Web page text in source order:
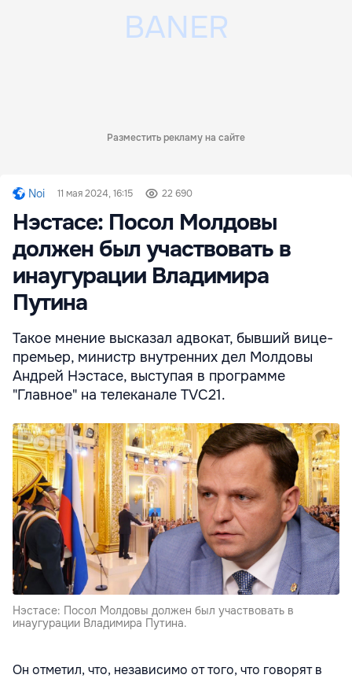
Разместить рекламу на сайте
Noi 11 мая 2024, 16:15 22 690
Нэстасе: Посол Молдовы
должен был участвовать в
инаугурации Владимира
Путина
Такое мнение высказал адвокат, бывший вице-
премьер, министр внутренних дел Молдовы
Андрей Нэстасе, выступая в программе
"Главное" на телеканале TVC21.
Нэстасе: Посол Молдовы должен был участвовать в
инаугурации Владимира Путина.
Он отметил, что, независимо от того, что говорят в